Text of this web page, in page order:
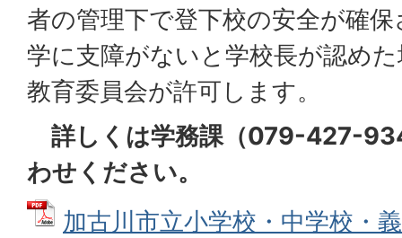
者の管理下で登下校の安全が確
学に支障がないと学校長が認め
教育委員会が許可します。
詳しくは学務課（079-427-
わせください。
加古川市立小学校・中学校・